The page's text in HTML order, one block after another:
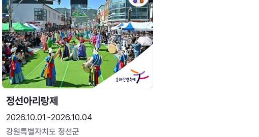
정선아리랑제
2026.10.01~2026.10.04
강원특별자치도 정선군